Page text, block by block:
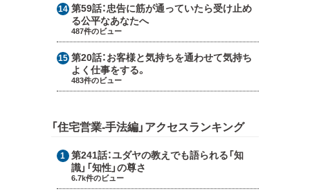
第59話：忠告に筋が通っていたら受け止め
る公平なあなたへ
487件のビュー
第20話：お客様と気持ちを通わせて気持ち
よく仕事をする。
483件のビュー
「住宅営業-手法編」アクセスランキング
第241話：ユダヤの教えでも語られる「知
識」「知性」の尊さ
6.7k件のビュー